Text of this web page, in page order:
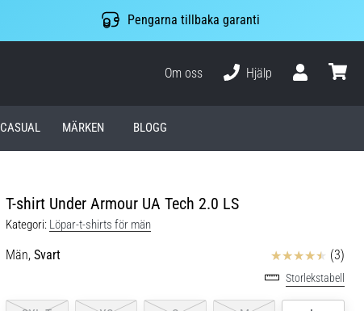
Pengarna tillbaka garanti
Om oss
Hjälp
CASUAL MÄRKEN BLOGG
T-shirt Under Armour UA Tech 2.0 LS
Kategori: Löpar-t-shirts för män
Män, Svart Recensioner (3)
Storlekstabell